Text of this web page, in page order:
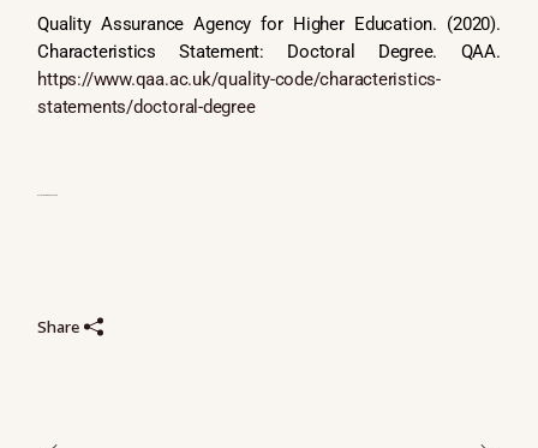
Quality Assurance Agency for Higher Education. (2020).
Characteristics Statement: Doctoral Degree. QAA.
https://www.qaa.ac.uk/quality-code/characteristics-
statements/doctoral-degree
Share